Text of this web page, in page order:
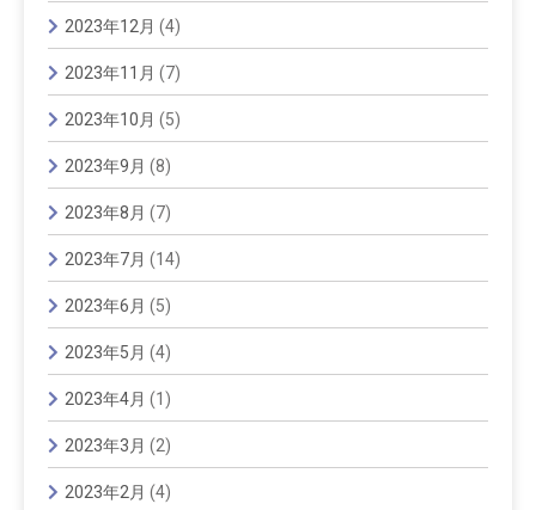
2023年12月 (4)
2023年11月 (7)
2023年10月 (5)
2023年9月 (8)
2023年8月 (7)
2023年7月 (14)
2023年6月 (5)
2023年5月 (4)
2023年4月 (1)
2023年3月 (2)
2023年2月 (4)